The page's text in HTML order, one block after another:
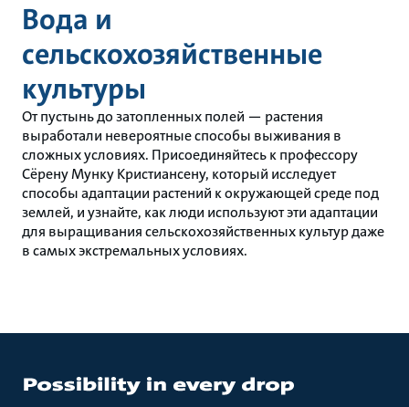
Вода и
сельскохозяйственные
культуры
От пустынь до затопленных полей — растения
выработали невероятные способы выживания в
сложных условиях. Присоединяйтесь к профессору
Сёрену Мунку Кристиансену, который исследует
способы адаптации растений к окружающей среде под
землей, и узнайте, как люди используют эти адаптации
для выращивания сельскохозяйственных культур даже
в самых экстремальных условиях.